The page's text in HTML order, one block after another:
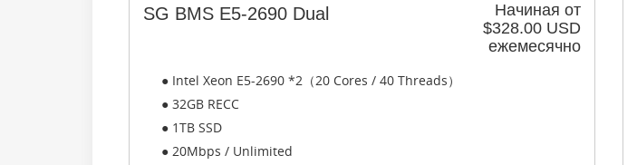
Начиная от
$328.00 USD
ежемесячно
SG BMS E5-2690 Dual
● Intel Xeon E5-2690 *2（20 Cores / 40 Threads）
● 32GB RECC
● 1TB SSD
● 20Mbps / Unlimited